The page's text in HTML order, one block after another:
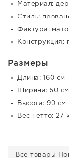
Материал:
Стиль:
Фактура:
Конструкция:
Размеры
Длина: 160 см
Ширина: 50 см
Высота: 90 см
Вес нетто: 27
Все товары